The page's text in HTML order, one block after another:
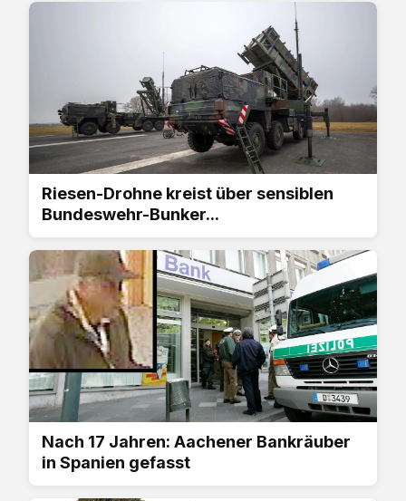
Riesen-Drohne kreist über sensiblen
Bundeswehr-Bunker...
Nach 17 Jahren: Aachener Bankräuber
in Spanien gefasst